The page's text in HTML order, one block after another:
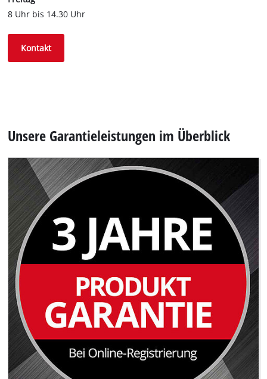
8 Uhr bis 14.30 Uhr
Kontakt
Unsere Garantieleistungen im Überblick